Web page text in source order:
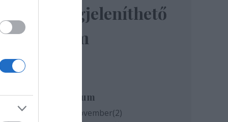
megjeleníthető
elem
Archívum
2020 november(2)